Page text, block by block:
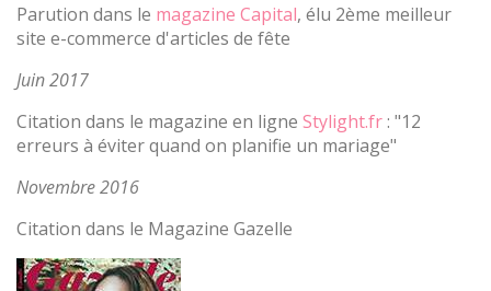
Parution dans le magazine Capital, élu 2ème meilleur
site e-commerce d'articles de fête
Juin 2017
Citation dans le magazine en ligne Stylight.fr: "12
erreurs à éviter quand on planifie un mariage"
Novembre 2016
Citation dans le Magazine Gazelle